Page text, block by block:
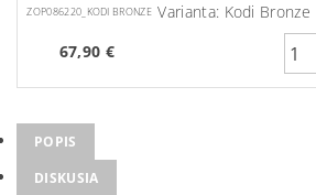
ZOP086220_KODI BRONZE Varianta: Kodi Bronze
67,90 €
POPIS
DISKUSIA